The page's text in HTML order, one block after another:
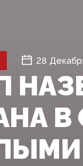
28